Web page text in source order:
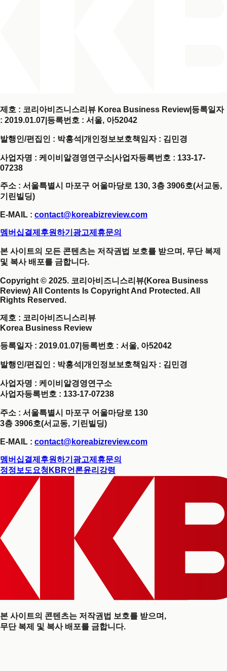
제호 : 코리아비즈니스리뷰 Korea Business Review| 등록일자
: 2019.01.07 등록번호 : 서울, 아52042
발행인/편집인 : 박홍석 개인정보보호책임자 : 김민경
사업자명 : 케이비알경영연구소 사업자등록번호 : 133-17-
07238
주소 : 서울특별시 마포구 어울마당로 130, 3층 3906호(서교동,
기린빌딩)
E-MAIL : contact@koreabizreview.com
멤버십결제 후원하기 광고제휴문의
본 사이트의 모든 콘텐츠는 저작권법 보호를 받으며, 무단 복제
및 복사 배포를 금합니다.
Copyright © 2025. 코리아비즈니스리뷰(Korea Business
Review) All Contents Is Copyright And Protected. All
Rights Reserved.
제호 : 코리아비즈니스리뷰
Korea Business Review
등록일자 : 2019.01.07 등록번호 : 서울, 아52042
발행인/편집인 : 박홍석 개인정보보호책임자 : 김민경
사업자명 : 케이비알경영연구소
사업자등록번호 : 133-17-07238
주소 : 서울특별시 마포구 어울마당로 130
3층 3906호(서교동, 기린빌딩)
E-MAIL : contact@koreabizreview.com
멤버십결제 후원하기 광고제휴문의
정정보도요청 KBR언론윤리강령
본 사이트의 콘텐츠는 저작권법 보호를 받으며,
무단 복제 및 복사 배포를 금합니다.